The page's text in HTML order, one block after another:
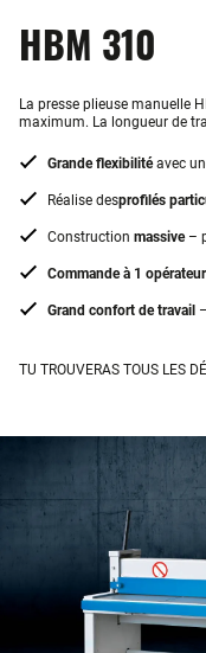
HBM 310
La presse plieuse manuelle
maximum. La longueur de
Grande flexibilitéavec
Réalise desprofilés
Construction massive–
Commande à 1 opérateur
Grand confort de travail
TU TROUVERAS TOUS LES